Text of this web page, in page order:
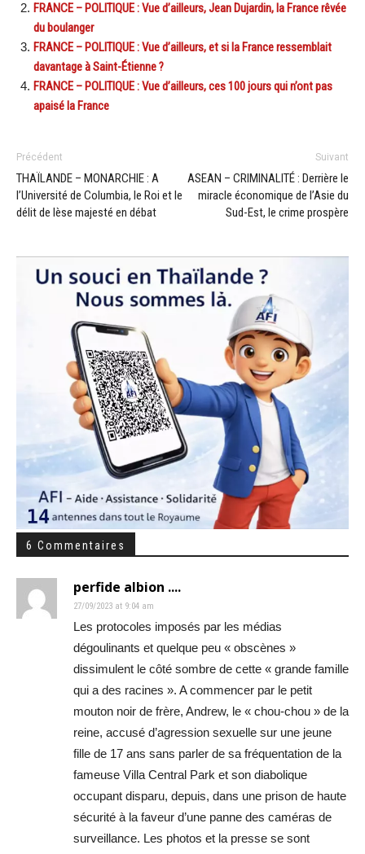
FRANCE – POLITIQUE : Vue d’ailleurs, Jean Dujardin, la France rêvée
du boulanger
FRANCE – POLITIQUE : Vue d’ailleurs, et si la France ressemblait
davantage à Saint-Étienne ?
FRANCE – POLITIQUE : Vue d’ailleurs, ces 100 jours qui n’ont pas
apaisé la France
Précédent
THAÏLANDE – MONARCHIE : A
l’Université de Columbia, le Roi et le
délit de lèse majesté en débat
Suivant
ASEAN – CRIMINALITÉ : Derrière le
miracle économique de l’Asie du
Sud-Est, le crime prospère
6 Commentaires
perfide albion ....
27/09/2023 at 9:04 am
Les protocoles imposés par les médias
dégoulinants et quelque peu « obscènes »
dissimulent le côté sombre de cette « grande famille
qui a des racines ». A commencer par le petit
mouton noir de frère, Andrew, le « chou-chou » de la
reine, accusé d’agression sexuelle sur une jeune
fille de 17 ans sans parler de sa fréquentation de la
fameuse Villa Central Park et son diabolique
occupant disparu, depuis, dans une prison de haute
sécurité à la faveur d’une panne des caméras de
surveillance. Les photos et la presse se sont